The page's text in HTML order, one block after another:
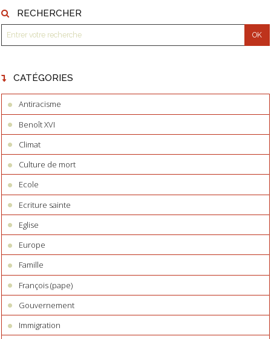
RECHERCHER
CATÉGORIES
Antiracisme
Benoît XVI
Climat
Culture de mort
Ecole
Ecriture sainte
Eglise
Europe
Famille
François (pape)
Gouvernement
Immigration